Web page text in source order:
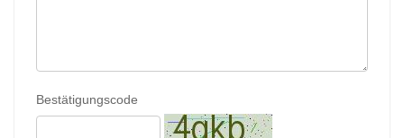
Bestätigungscode